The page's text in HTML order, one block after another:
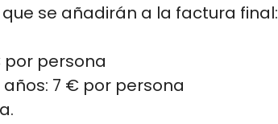
se añadirán a la factura final:
por persona
años: 7 € por persona